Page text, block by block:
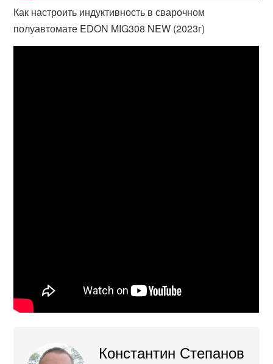
Как настроить индуктивность в сварочном
полуавтомате EDON MIG308 NEW (2023г)
Константин Степанов